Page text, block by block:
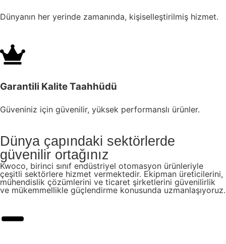
Dünyanın her yerinde zamanında, kişiselleştirilmiş hizmet.
Garantili Kalite Taahhüdü
Güveniniz için güvenilir, yüksek performanslı ürünler.
Dünya çapındaki sektörlerde
güvenilir ortağınız
Kwoco, birinci sınıf endüstriyel otomasyon ürünleriyle
çeşitli sektörlere hizmet vermektedir. Ekipman üreticilerini,
mühendislik çözümlerini ve ticaret şirketlerini güvenilirlik
ve mükemmellikle güçlendirme konusunda uzmanlaşıyoruz.